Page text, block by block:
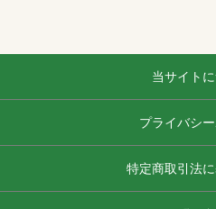
当サイト
プライバシ
特定商取引法